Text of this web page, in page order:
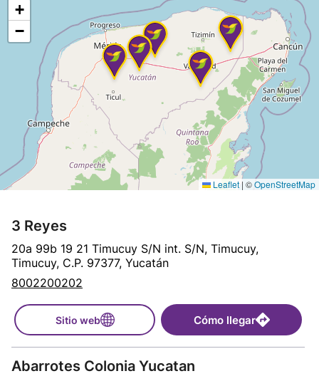
3 Reyes
20a 99b 19 21 Timucuy S/N int. S/N, Timucuy,
Timucuy, C.P. 97377, Yucatán
8002200202
Sitio web Cómo llegar
Abarrotes Colonia Yucatan
+
−
Leaflet | ©OpenStreetMap